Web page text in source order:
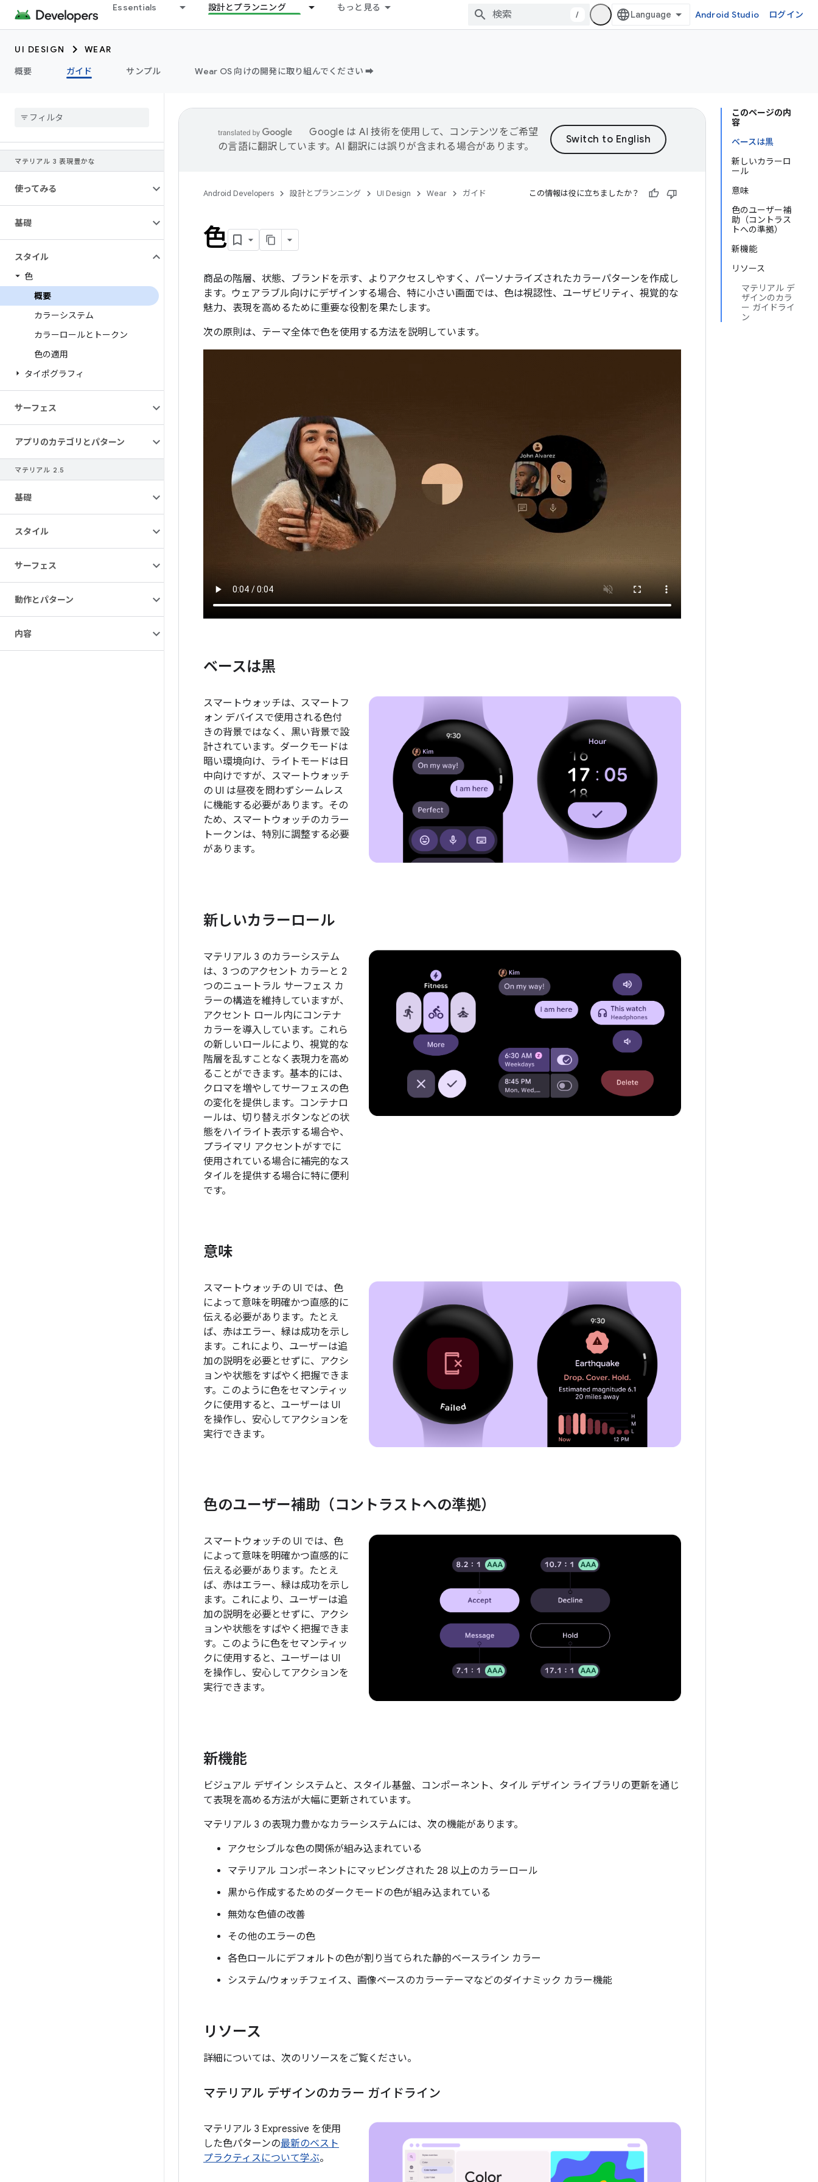
Essentials 設計とプランニング もっと見る
/ Android Studio ログイン
UI DESIGN
WEAR
概要
ガイド サンプル Wear OS 向けの開発に取り組んでください ➡️
マテリアル 3 表現豊かな
使ってみる
基礎
スタイル
色
概要
カラーシステム
カラーロールとトークン
色の適用
タイポグラフィ
サーフェス
アプリのカテゴリとパターン
マテリアル 2 .5
基礎
スタイル
サーフェス
動作とパターン
内容
このページの内
容
ベースは黒
新しいカラーロ
ール
意味
色のユーザー補
助（コントラス
トへの準拠）
新機能
リソース
マテリアル デ
ザインのカラ
ー ガイドライ
ン
Google は AI 技術を使用して、コンテンツをご希望
の言語に翻訳しています。AI 翻訳には誤りが含まれる場合があります。
Android Developers 設計とプランニング UI Design Wear ガイド この情報は役に立ちましたか？
色
商品の階層、状態、ブランドを示す、よりアクセスしやすく、パーソナライズされたカラーパターンを作成し
ます。ウェアラブル向けにデザインする場合、特に小さい画面では、色は視認性、ユーザビリティ、視覚的な
魅力、表現を高めるために重要な役割を果たします。
次の原則は、テーマ全体で色を使用する方法を説明しています。
ベースは黒
スマートウォッチは、スマートフ
ォン デバイスで使用される色付
きの背景ではなく、黒い背景で設
計されています。ダークモードは
暗い環境向け、ライトモードは日
中向けですが、スマートウォッチ
の UI は昼夜を問わずシームレス
に機能する必要があります。その
ため、スマートウォッチのカラー
トークンは、特別に調整する必要
があります。
新しいカラーロール
マテリアル 3 のカラーシステム
は、3 つのアクセント カラーと 2
つのニュートラル サーフェス カ
ラーの構造を維持していますが、
アクセント ロール内にコンテナ
カラーを導入しています。これら
の新しいロールにより、視覚的な
階層を乱すことなく表現力を高め
ることができます。基本的には、
クロマを増やしてサーフェスの色
の変化を提供します。コンテナロ
ールは、切り替えボタンなどの状
態をハイライト表示する場合や、
プライマリ アクセントがすでに
使用されている場合に補完的なス
タイルを提供する場合に特に便利
です。
意味
スマートウォッチの UI では、色
によって意味を明確かつ直感的に
伝える必要があります。たとえ
ば、赤はエラー、緑は成功を示し
ます。これにより、ユーザーは追
加の説明を必要とせずに、アクシ
ョンや状態をすばやく把握できま
す。このように色をセマンティッ
クに使用すると、ユーザーは UI
を操作し、安心してアクションを
実行できます。
色のユーザー補助（コントラストへの準拠）
スマートウォッチの UI では、色
によって意味を明確かつ直感的に
伝える必要があります。たとえ
ば、赤はエラー、緑は成功を示し
ます。これにより、ユーザーは追
加の説明を必要とせずに、アクシ
ョンや状態をすばやく把握できま
す。このように色をセマンティッ
クに使用すると、ユーザーは UI
を操作し、安心してアクションを
実行できます。
新機能
ビジュアル デザイン システムと、スタイル基盤、コンポーネント、タイル デザイン ライブラリの更新を通じ
て表現を高める方法が大幅に更新されています。
マテリアル 3 の表現力豊かなカラーシステムには、次の機能があります。
アクセシブルな色の関係が組み込まれている
マテリアル コンポーネントにマッピングされた 28 以上のカラーロール
黒から作成するためのダークモードの色が組み込まれている
無効な色値の改善
その他のエラーの色
各色ロールにデフォルトの色が割り当てられた静的ベースライン カラー
システム/ウォッチフェイス、画像ベースのカラーテーマなどのダイナミック カラー機能
リソース
詳細については、次のリソースをご覧ください。
マテリアル デザインのカラー ガイドライン
マテリアル 3 Expressive を使用
した色パターンの最新のベスト
プラクティスについて学ぶ。